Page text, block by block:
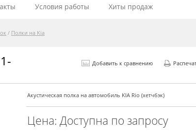
Условия работы Хиты продаж
/ Полки на Kia
Добавить к сравнению
Акустическая полка на автомобиль KIA Rio (хетчбэк)
Цена: Доступна по запросу